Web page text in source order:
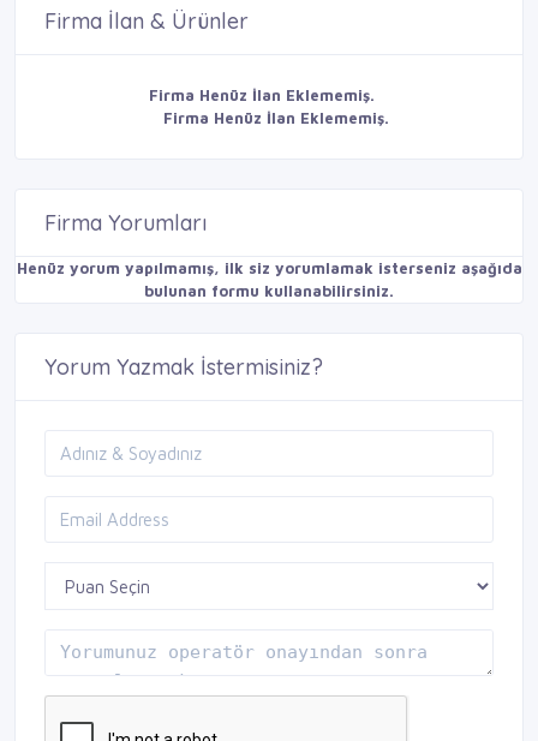
Firma İlan & Ürünler
Firma Henüz İlan Eklememiş.
Firma Henüz İlan Eklememiş.
Firma Yorumları
Henüz yorum yapılmamış, ilk siz yorumlamak isterseniz aşağıda
bulunan formu kullanabilirsiniz.
Yorum Yazmak İstermisiniz?